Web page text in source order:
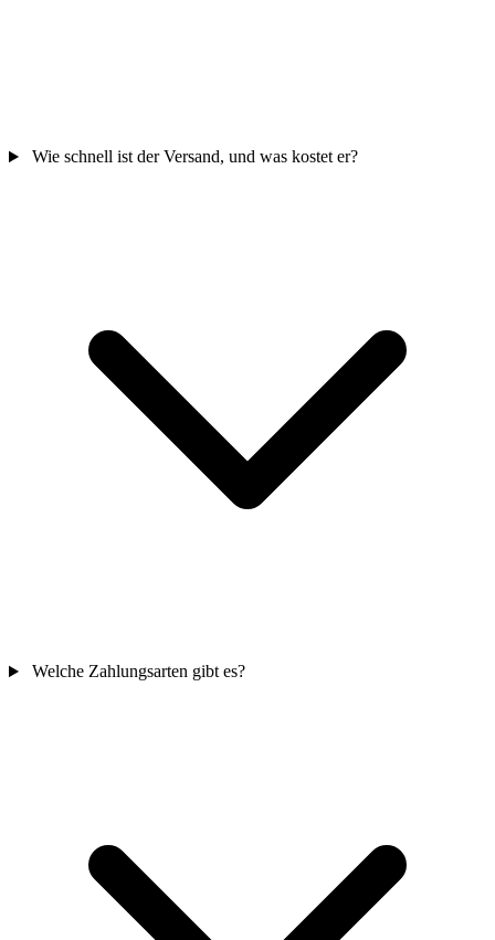
Wie schnell ist der Versand, und was kostet er?
Welche Zahlungsarten gibt es?